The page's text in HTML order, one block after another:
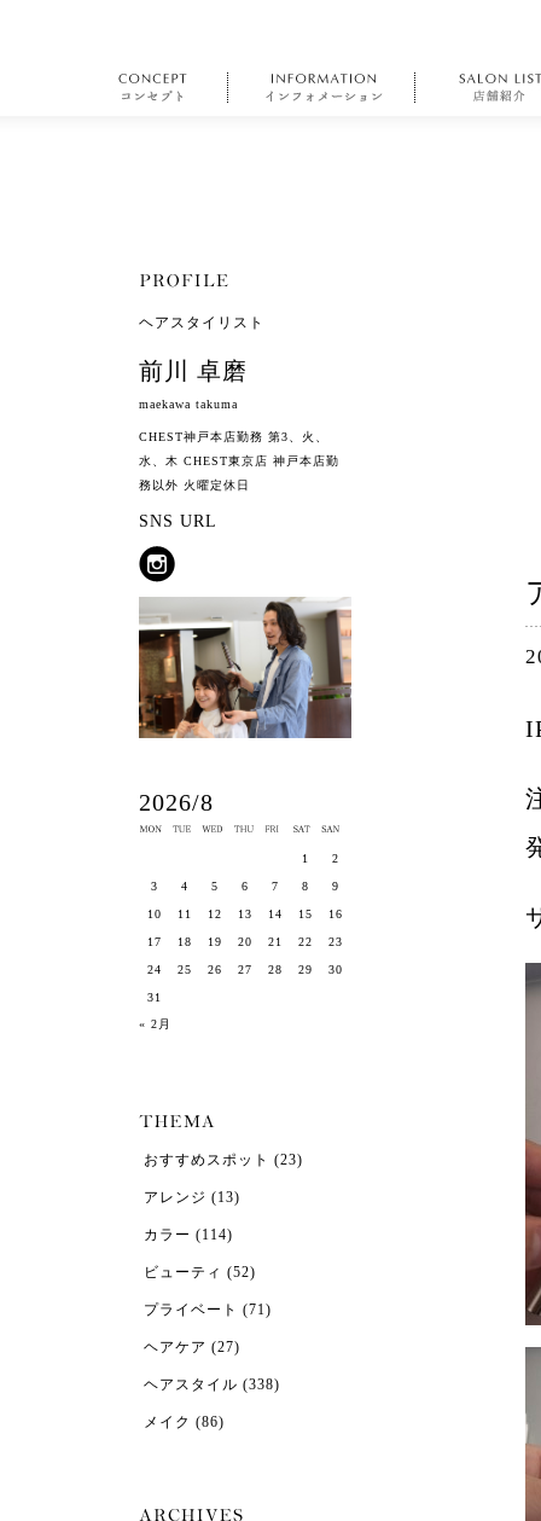
ヘアスタイリスト
前川 卓磨
maekawa takuma
CHEST神戸本店勤務 第3、火、
水、木 CHEST東京店 神戸本店勤
務以外 火曜定休日
SNS URL
2026/8
« 2月
1 2
3 4 5 6 7 8 9
10 11 12 13 14 15 16
17 18 19 20 21 22 23
24 25 26 27 28 29 30
31
おすすめスポット (23)
アレンジ (13)
カラー (114)
ビューティ (52)
プライベート (71)
ヘアケア (27)
ヘアスタイル (338)
メイク (86)